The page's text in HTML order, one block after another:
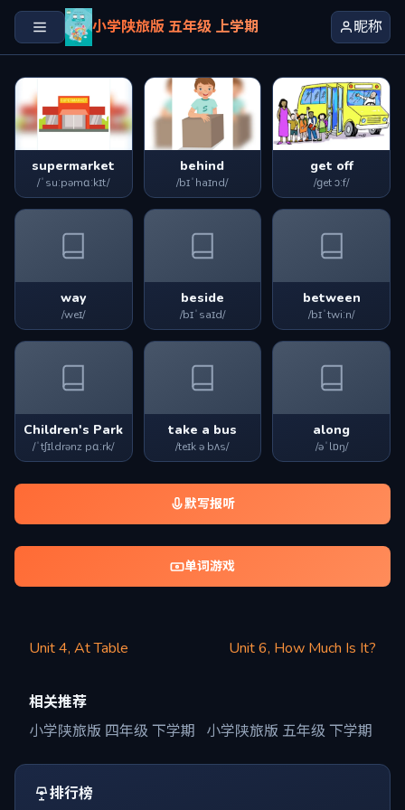
小学陕旅版 五年级 上学期 昵称
supermarket
/ˈsuːpəmɑːkɪt/
behind
/bɪˈhaɪnd/
get off
/ɡet ɔːf/
way
/weɪ/
beside
/bɪˈsaɪd/
between
/bɪˈtwiːn/
Children's Park
/ˈtʃɪldrənz pɑːrk/
take a bus
/teɪk ə bʌs/
along
/əˈlɒŋ/
默写报听
单词游戏
Unit 4, At Table Unit 6, How Much Is It?
相关推荐
小学陕旅版 四年级 下学期
小学陕旅版 五年级 下学期
排行榜